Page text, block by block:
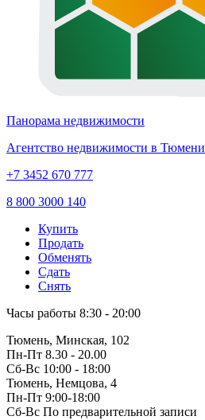
Панорама недвижимости
Агентство недвижимости в Тюмени
+7 3452 670 777
8 800 3000 140
Купить
Продать
Обменять
Сдать
Снять
Часы работы 8:30 - 20:00
Тюмень, Минская, 102
Пн-Пт 8.30 - 20.00
Сб-Вс 10:00 - 18:00
Тюмень, Немцова, 4
Пн-Пт 9:00-18:00
Сб-Вс По предварительной записи